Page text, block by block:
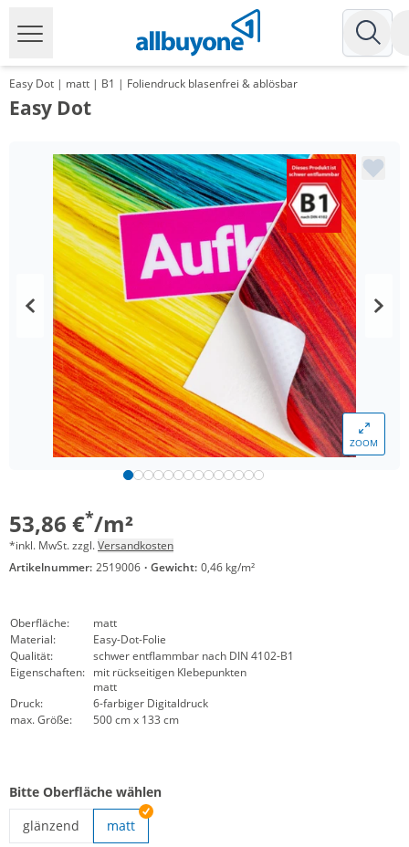
Easy Dot | matt | B1 | Foliendruck blasenfrei & ablösbar
Easy Dot
ZOOM
53,86 €*/m²
*inkl. MwSt. zzgl.Versandkosten
Artikelnummer: 2519006 · Gewicht: 0,46 kg/m²
Oberfläche:
matt
Material:
Easy-Dot-Folie
Qualität:
schwer entflammbar nach DIN 4102-B1
Eigenschaften: mit rückseitigen Klebepunkten
matt
Druck:
6-farbiger Digitaldruck
max. Größe:
500 cm x 133 cm
Bitte Oberfläche wählen
glänzend
matt